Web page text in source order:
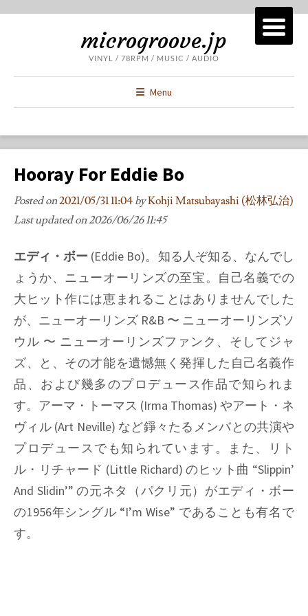
microgroove.jp
VINYL / 78RPM / MUSIC / AUDIO
Menu
Hooray For Eddie Bo
Posted on2021/05/31 11:04 byKohji Matsubayashi (松林弘治)
Last updated on2026/06/26 11:45
エディ・ボー (Eddie Bo)。知る人ぞ知る、なんでし
ょうか、ニューオーリンズの至宝。自己名義での
大ヒット作には恵まれることはありませんでした
が、ニューオーリンズ R&B 〜 ニューオーリンズソ
ウル 〜 ニューオーリンズファンク、そしてジャ
ズ、と、その才能を遺憾無く発揮した自己名義作
品、および幾多のプロデュース作品で知られま
す。アーマ・トーマス (Irma Thomas) やアート・ネ
ヴィル (Art Neville) など錚々たるメンバとの共演や
プロデュースでも知られています。また、リト
ル・リチャード (Little Richard) のヒット曲 “Slippin’
And Slidin’” の元ネタ（パクリ元）がエディ・ボー
の1956年シングル “I’m Wise” であることも有名で
す。